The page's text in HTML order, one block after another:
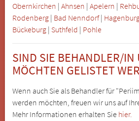
Obernkirchen | Ahnsen | Apelern |
Rodenberg | Bad Nenndorf|
Bückeburg | Suthfeld | Pohle
SIND SIE BEHANDLER/IN
MÖCHTEN GELISTET
Wenn auch Sie als Behandler für
werden möchten, freuen wir uns auf
Mehr Informationen erhalten Sie hier.